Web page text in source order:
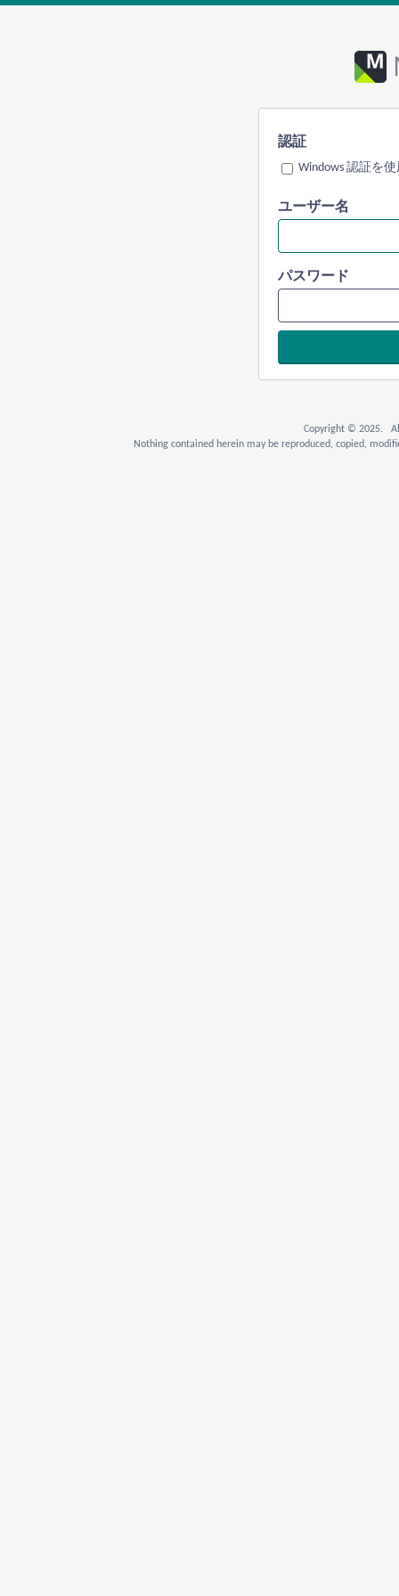
認証
Windows 認証を
ユーザー名
パスワード
Copyright © 2025. All
Nothing contained herein may be reproduced, copied,